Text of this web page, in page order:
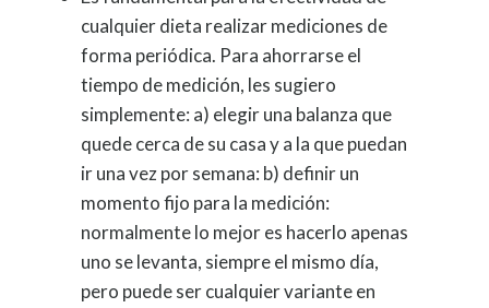
cualquier dieta realizar mediciones de
forma periódica. Para ahorrarse el
tiempo de medición, les sugiero
simplemente: a) elegir una balanza que
quede cerca de su casa y a la que puedan
ir una vez por semana: b) definir un
momento fijo para la medición:
normalmente lo mejor es hacerlo apenas
uno se levanta, siempre el mismo día,
pero puede ser cualquier variante en